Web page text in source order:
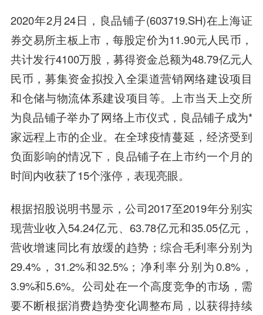
2020年2月24日，良品铺子(603719.SH)在 上海证
券交易所主板上市，每股定价为11.90元人民币，
共计发行4100万股，募得资金总额为48.79亿元人
民币，募集资金拟投入全渠道营销网络建设项目
和仓储与物流体系建设项目等。上市当天上交所
为良品铺子举办了网络上市仪式，良品铺子成为*
家远程上市的企业。在全球疫情蔓延，经济受到
负面影响的情况下，良品铺子在上市约一个月的
时间内收获了15个涨停，表现亮眼。
根据招股说明书显示，公司2017至2019年分别实
现营业收入54.24亿元、63.78亿元和35.05亿元，
营收增速同比有放缓的趋势；综合毛利率分别为
29.4%，31.2%和32.5%；净利率分别为0.8%，
3.9%和5.6%。公司处在一个高度竞争的市场，需
要不断根据消费趋势变化调整布局，以获得持续